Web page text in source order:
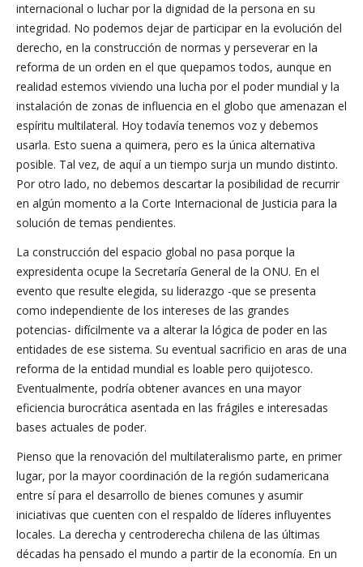
internacional o luchar por la dignidad de la persona en su
integridad. No podemos dejar de participar en la evolución del
derecho, en la construcción de normas y perseverar en la
reforma de un orden en el que quepamos todos, aunque en
realidad estemos viviendo una lucha por el poder mundial y la
instalación de zonas de influencia en el globo que amenazan el
espíritu multilateral. Hoy todavía tenemos voz y debemos
usarla. Esto suena a quimera, pero es la única alternativa
posible. Tal vez, de aquí a un tiempo surja un mundo distinto.
Por otro lado, no debemos descartar la posibilidad de recurrir
en algún momento a la Corte Internacional de Justicia para la
solución de temas pendientes.
La construcción del espacio global no pasa porque la
expresidenta ocupe la Secretaría General de la ONU. En el
evento que resulte elegida, su liderazgo -que se presenta
como independiente de los intereses de las grandes
potencias- difícilmente va a alterar la lógica de poder en las
entidades de ese sistema. Su eventual sacrificio en aras de una
reforma de la entidad mundial es loable pero quijotesco.
Eventualmente, podría obtener avances en una mayor
eficiencia burocrática asentada en las frágiles e interesadas
bases actuales de poder.
Pienso que la renovación del multilateralismo parte, en primer
lugar, por la mayor coordinación de la región sudamericana
entre sí para el desarrollo de bienes comunes y asumir
iniciativas que cuenten con el respaldo de líderes influyentes
locales. La derecha y centroderecha chilena de las últimas
décadas ha pensado el mundo a partir de la economía. En un